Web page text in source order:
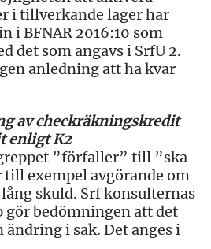
i tillverkande lager har
i BFNAR 2016:10 som
det som angavs i SrfU 2.
anledning att ha kvar
av checkräkningskredit
enligt K2
”förfaller” till ”ska
till exempel avgörande om
skuld. Srf konsulternas
bedömningen att det
i sak. Det anges i